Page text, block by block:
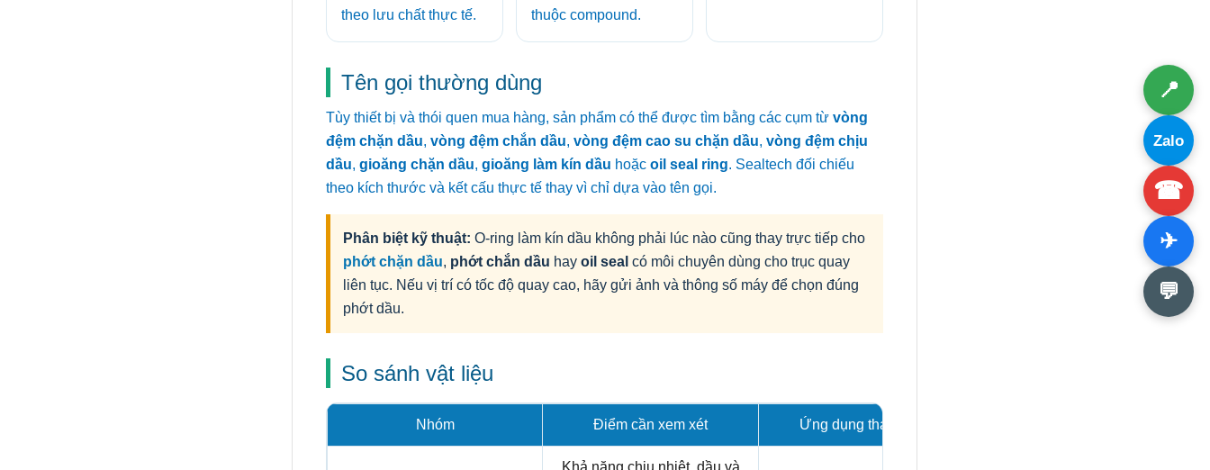
theo lưu chất thực tế.
thuộc compound.
Tên gọi thường dùng
Tùy thiết bị và thói quen mua hàng, sản phẩm có thể được tìm bằng các cụm từ vòng
đệm chặn dầu, vòng đệm chắn dầu, vòng đệm cao su chặn dầu, vòng đệm chịu
dầu, gioăng chặn dầu, gioăng làm kín dầu hoặc oil seal ring. Sealtech đối chiếu
theo kích thước và kết cấu thực tế thay vì chỉ dựa vào tên gọi.
Phân biệt kỹ thuật: O-ring làm kín dầu không phải lúc nào cũng thay trực tiếp cho
phớt chặn dầu, phớt chắn dầu hay oil seal có môi chuyên dùng cho trục quay
liên tục. Nếu vị trí có tốc độ quay cao, hãy gửi ảnh và thông số máy để chọn đúng
phớt dầu.
So sánh vật liệu
Nhóm Điểm cần xem xét Ứng dụng tham khảo
Khả năng chịu nhiệt, dầu và
📍
Zalo
☎
✈
💬